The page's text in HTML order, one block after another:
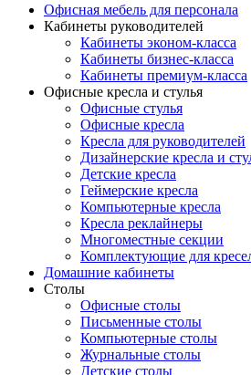
Офисная мебель для персонала
Кабинеты руководителей
Кабинеты эконом-класса
Кабинеты бизнес-класса
Кабинеты премиум-класса
Офисные кресла и стулья
Офисные стулья
Офисные кресла
Кресла для руководителей
Дизайнерские кресла и
Детские кресла
Геймерские кресла
Компьютерные кресла
Кресла реклайнеры
Многоместные секции
Комплектующие для
Домашние кабинеты
Столы
Офисные столы
Письменные столы
Компьютерные столы
Журнальные столы
Детские столы